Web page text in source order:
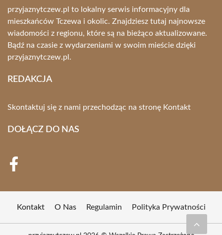
przyjaznytczew.pl to lokalny serwis informacyjny dla
mieszkańców Tczewa i okolic. Znajdziesz tutaj najnowsze
wiadomości z regionu, które są na bieżąco aktualizowane.
Bądź na czasie z wydarzeniami w swoim mieście dzięki
przyjaznytczew.pl.
REDAKCJA
Skontaktuj się z nami przechodząc na stronę Kontakt
DOŁĄCZ DO NAS
Kontakt O Nas Regulamin Polityka Prywatności